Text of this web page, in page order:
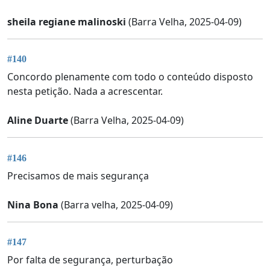
sheila regiane malinoski (Barra Velha, 2025-04-09)
#140
Concordo plenamente com todo o conteúdo disposto
nesta petição. Nada a acrescentar.
Aline Duarte(Barra Velha, 2025-04-09)
#146
Precisamos de mais segurança
Nina Bona (Barra velha, 2025-04-09)
#147
Por falta de segurança, perturbação